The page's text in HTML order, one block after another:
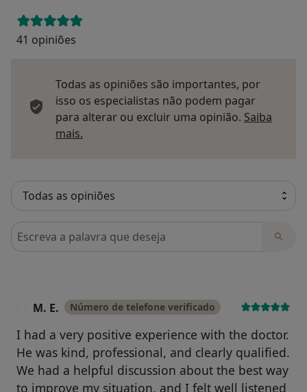
41 opiniões
Todas as opiniões são importantes, por
isso os especialistas não podem pagar
para alterar ou excluir uma opinião. Saiba
mais.
Pesquisar em opiniões
M. E. Número de telefone verificado
I had a very positive experience with the doctor.
He was kind, professional, and clearly qualified.
We had a helpful discussion about the best way
to improve my situation, and I felt well listened